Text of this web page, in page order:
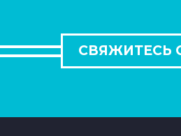
СВЯЖИТЕСЬ